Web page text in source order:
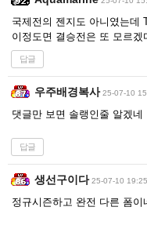
국제전의 젠지도 아니였는데
이정도면 결승전은 또 모르겠
답글
우주배경복사 25-07-10
댓글만 보면 솔랭인줄 알겠네
답글
생선구이다 25-07-10 19:25
정규시즌하고 완전 다른 폼이